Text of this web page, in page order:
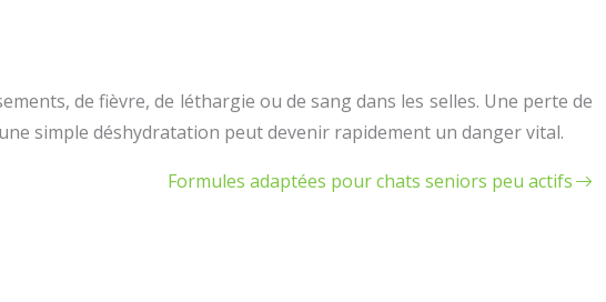
de fièvre, de léthargie ou de sang dans les selles. Une perte de
simple déshydratation peut devenir rapidement un danger vital.
Formules adaptées pour chats seniors peu actifs